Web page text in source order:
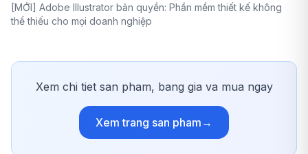
[MỚI] Adobe Illustrator bản quyền: Phần mềm thiết kế không
thể thiếu cho mọi doanh nghiệp
Xem chi tiet san pham, bang gia va mua ngay
Xem trang san pham →